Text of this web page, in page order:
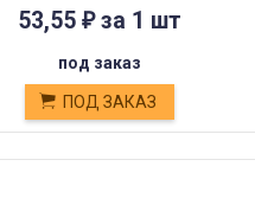
53,55 ₽за 1 шт
под заказ
ПОД ЗАКАЗ